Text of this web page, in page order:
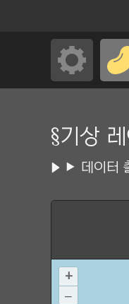
기상
데이터
+
–